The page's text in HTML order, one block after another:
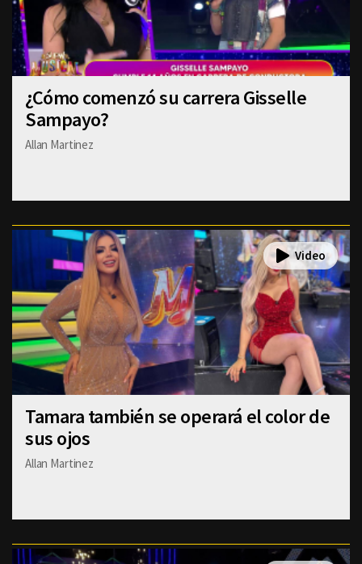
¿Cómo comenzó su carrera Gisselle
Sampayo?
Allan Martinez
Tamara también se operará el color de
sus ojos
Allan Martinez